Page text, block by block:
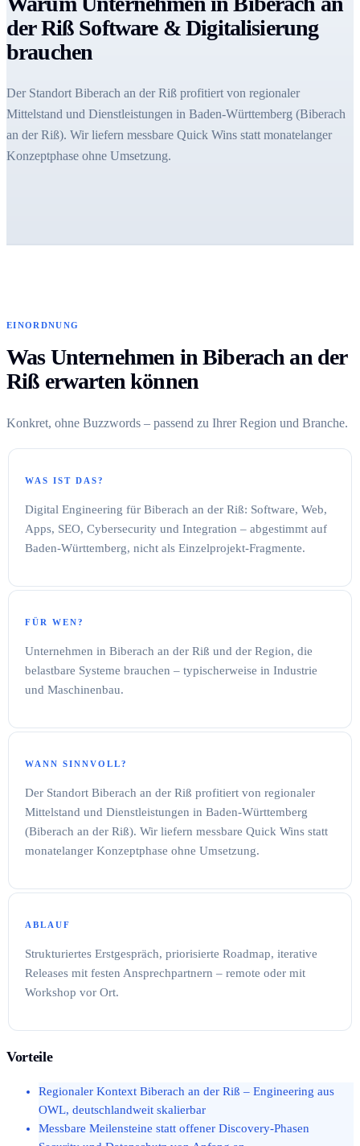
der Riß Software & Digitalisierung
brauchen
Der Standort Biberach an der Riß profitiert von regionaler
Mittelstand und Dienstleistungen in Baden-Württemberg (Biberach
an der Riß). Wir liefern messbare Quick Wins statt monatelanger
Konzeptphase ohne Umsetzung.
EINORDNUNG
Was Unternehmen in Biberach an der
Riß erwarten können
Konkret, ohne Buzzwords – passend zu Ihrer Region und Branche.
WAS IST DAS?
Digital Engineering für Biberach an der Riß: Software, Web,
Apps, SEO, Cybersecurity und Integration – abgestimmt auf
Baden-Württemberg, nicht als Einzelprojekt-Fragmente.
FÜR WEN?
Unternehmen in Biberach an der Riß und der Region, die
belastbare Systeme brauchen – typischerweise in Industrie
und Maschinenbau.
WANN SINNVOLL?
Der Standort Biberach an der Riß profitiert von regionaler
Mittelstand und Dienstleistungen in Baden-Württemberg
(Biberach an der Riß). Wir liefern messbare Quick Wins statt
monatelanger Konzeptphase ohne Umsetzung.
ABLAUF
Strukturiertes Erstgespräch, priorisierte Roadmap, iterative
Releases mit festen Ansprechpartnern – remote oder mit
Workshop vor Ort.
Vorteile
Regionaler Kontext Biberach an der Riß – Engineering aus
OWL, deutschlandweit skalierbar
Messbare Meilensteine statt offener Discovery-Phasen